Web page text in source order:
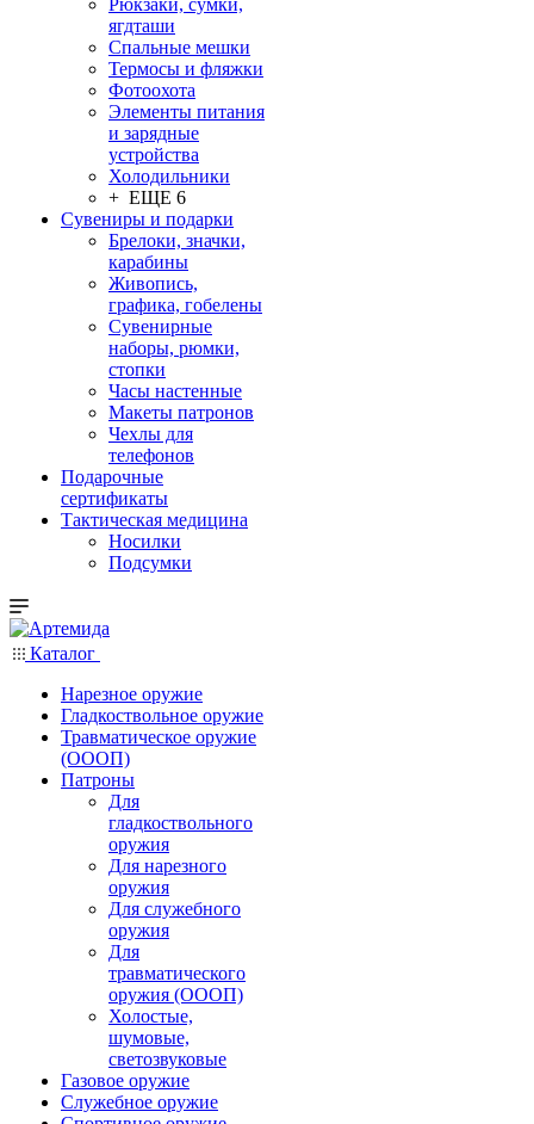
Рюкзаки, сумки,
ягдташи
Спальные мешки
Термосы и фляжки
Фотоохота
Элементы питания
и зарядные
устройства
Холодильники
+ ЕЩЕ 6
Сувениры и подарки
Брелоки, значки,
карабины
Живопись,
графика, гобелены
Сувенирные
наборы, рюмки,
стопки
Часы настенные
Макеты патронов
Чехлы для
телефонов
Подарочные
сертификаты
Тактическая медицина
Носилки
Подсумки
Каталог
Нарезное оружие
Гладкоствольное оружие
Травматическое оружие
(ОООП)
Патроны
Для
гладкоствольного
оружия
Для нарезного
оружия
Для служебного
оружия
Для
травматического
оружия (ОООП)
Холостые,
шумовые,
светозвуковые
Газовое оружие
Служебное оружие